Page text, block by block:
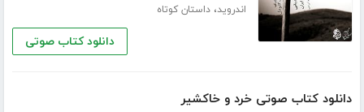
اندروید،داستان کوتاه
دانلود کتاب صوتی
دانلود کتاب صوتی خرد و خاکشیر